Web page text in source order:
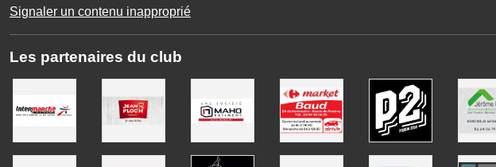
Signaler un contenu inapproprié
Les partenaires du club